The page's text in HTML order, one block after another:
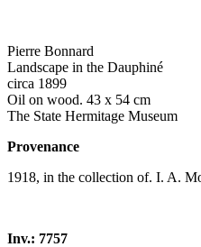
Pierre Bonnard
Landscape in the Dauphiné
circa 1899
Oil on wood. 43 x 54 cm
The State Hermitage Museum
Provenance
1918, in the collection of. I. A.
Inv.: 7757